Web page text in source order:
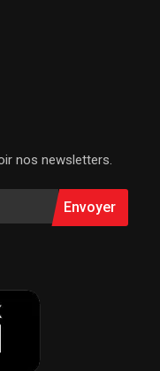
nos newsletters.
Envoyer